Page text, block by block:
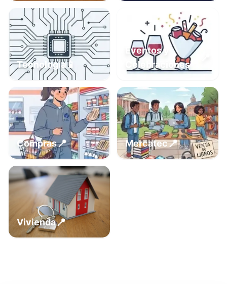
Tecnología📱
Eventos y
Celebraciones
Compras📍 Mercatec📍
Vivienda📍